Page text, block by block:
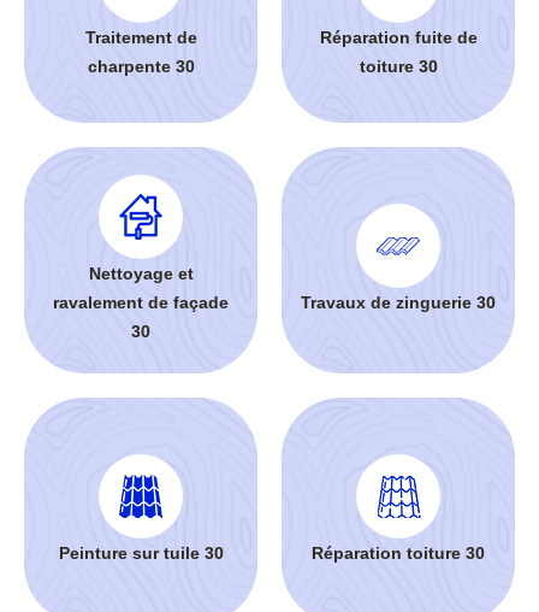
Traitement de
charpente 30
Réparation fuite de
toiture 30
Nettoyage et
ravalement de façade
30
Travaux de zinguerie 30
Peinture sur tuile 30 Réparation toiture 30